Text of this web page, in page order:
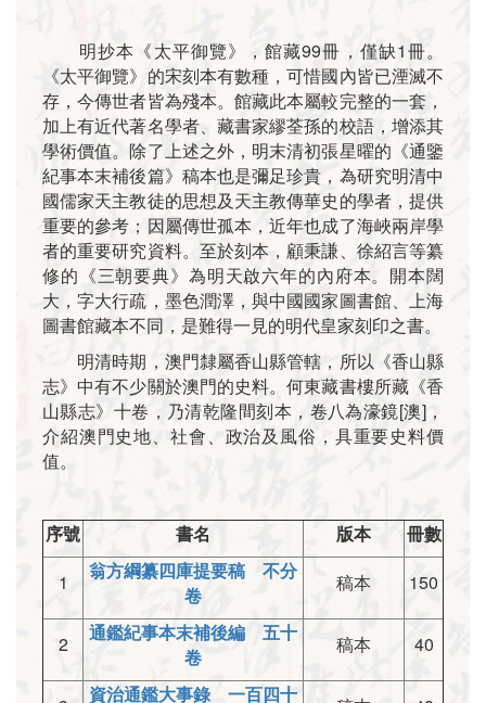
明抄本《太平御覽》，館藏99冊，僅缺1冊。
《太平御覽》的宋刻本有數種，可惜國內皆已湮滅不
存，今傳世者皆為殘本。館藏此本屬較完整的一套，
加上有近代著名學者、藏書家繆荃孫的校語，增添其
學術價值。除了上述之外，明末清初張星曜的《通鑒
紀事本末補後篇》稿本也是彌足珍貴，為研究明清中
國儒家天主教徒的思想及天主教傳華史的學者，提供
重要的參考；因屬傳世孤本，近年也成了海峽兩岸學
者的重要研究資料。至於刻本，顧秉謙、徐紹言等纂
修的《三朝要典》為明天啟六年的內府本。開本闊
大，字大行疏，墨色潤澤，與中國國家圖書館、上海
圖書館藏本不同，是難得一見的明代皇家刻印之書。
明清時期，澳門隸屬香山縣管轄，所以《香山縣
志》中有不少關於澳門的史料。何東藏書樓所藏《香
山縣志》十卷，乃清乾隆間刻本，卷八為濠鏡[澳]，
介紹澳門史地、社會、政治及風俗，具重要史料價
值。
序號 書名 版本
冊數
1
翁方綱纂四庫提要稿 不分
卷
稿本 150
2
通鑑紀事本末補後編 五十
卷
稿本 40
資治通鑑大事錄 一百四十